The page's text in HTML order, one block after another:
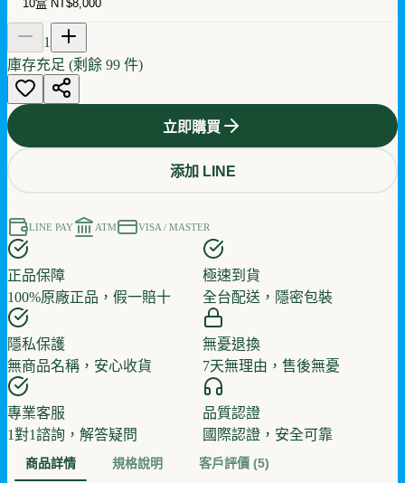
10盒 NT$8,000
1
庫存充足 (剩餘 99 件)
立即購買
添加 LINE
LINE PAY ATM VISA / MASTER
正品保障
100%原廠正品，假一賠十
極速到貨
全台配送，隱密包裝
隱私保護
無商品名稱，安心收貨
無憂退換
7天無理由，售後無憂
專業客服
1對1諮詢，解答疑問
品質認證
國際認證，安全可靠
商品詳情 規格說明 客戶評價 (5)